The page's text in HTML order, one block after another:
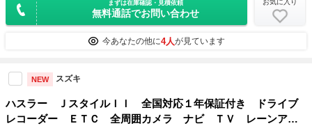
まずは在庫確認・見積依頼
無料通話でお問い合わせ
お気に入り
今あなたの他に4人が見ています
NEW スズキ
ハスラー ＪスタイルＩＩ 全国対応１年保証付き ドライブ
レコーダー ＥＴＣ 全周囲カメラ ナビ ＴＶ レーンアシ